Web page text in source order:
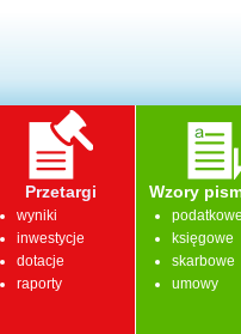
Przetargi
wyniki
inwestycje
dotacje
raporty
Wzory
księgowe
skarbowe
umowy